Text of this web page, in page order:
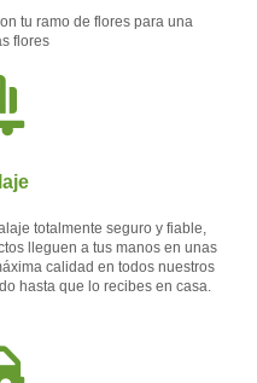
tu ramo de flores para una
flores
totalmente seguro y fiable,
lleguen a tus manos en unas
calidad en todos nuestros
hasta que lo recibes en casa.